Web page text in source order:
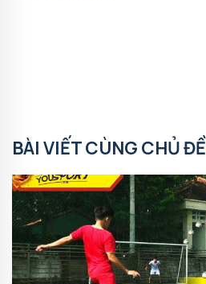
BÀI VIẾT CÙNG CHỦ ĐỀ